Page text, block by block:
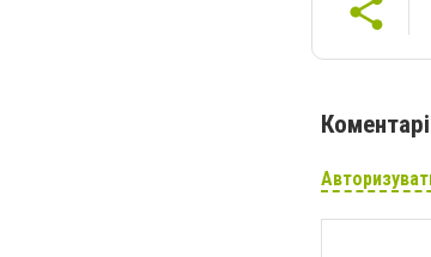
Коментарі